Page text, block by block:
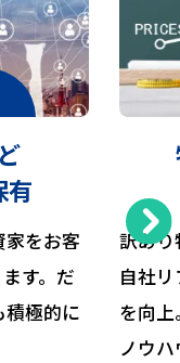
有
家をお客
す。だ
積極的に
訳あ
自社
を向
ノウ